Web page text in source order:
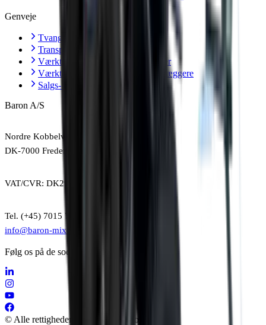
Genveje
Tvangsblandere
Transportbånd
Værktøj til murere og entreprenører
Værktøj til anlægsgartnere og brolæggere
Salgs- og leveringsbetingelser
Baron A/S
Nordre Kobbelvej 10
DK-7000 Fredericia
VAT/CVR: DK29636842
Tel. (+45) 7015 7022
info@baron-mixer.com
Følg os på de sociale medier
© Alle rettigheder forbeholdes Baron A/S